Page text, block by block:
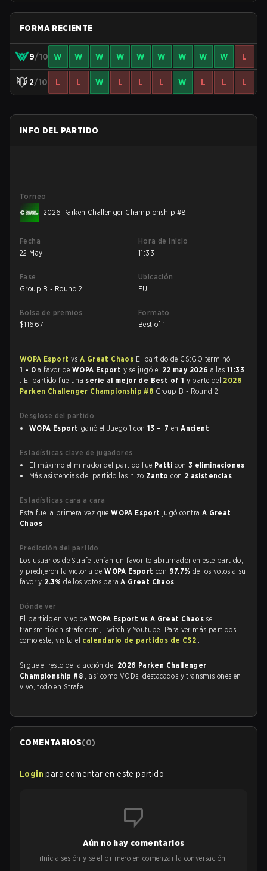
FORMA RECIENTE
9/10 W W W W W W W W W L
2/10 L L W L L L W L L L
INFO DEL PARTIDO
Torneo
2026 Parken Challenger Championship #8
Fecha
22 May
Hora de inicio
11:33
Fase
Group B - Round 2
Ubicación
EU
Bolsa de premios
$11667
Formato
Best of 1
WOPA Esport vsA Great Chaos El partido de CS:GO terminó
1 - 0 a favor de WOPA Esport y se jugó el 22 may 2026 a las11:33
. El partido fue una serie al mejor de Best of 1 y parte del 2026
Parken Challenger Championship #8 Group B - Round 2.
Desglose del partido
WOPA Esport ganó el Juego 1 con 13 - 7 enAncient
Estadísticas clave de jugadores
El máximo eliminador del partido fue Patti con 3 eliminaciones.
Más asistencias del partido las hizo Zanto con 2 asistencias.
Estadísticas cara a cara
Esta fue la primera vez queWOPA Esport jugó contra A Great
Chaos .
Predicción del partido
Los usuarios de Strafe tenían un favorito abrumador en este partido,
y predijeron la victoria deWOPA Esportcon 97.7%de los votos a su
favor y 2.3%de los votos paraA Great Chaos .
Dónde ver
El partido en vivo de WOPA Esport vs A Great Chaos se
transmitió en strafe.com, Twitch y Youtube. Para ver más partidos
como este, visita el calendario de partidos de CS2 .
Sigue el resto de la acción del 2026 Parken Challenger
Championship #8 , así como VODs, destacados y transmisiones en
vivo, todo en Strafe.
COMENTARIOS(0)
Login para comentar en este partido
Aún no hay comentarios
¡Inicia sesión y sé el primero en comenzar la conversación!